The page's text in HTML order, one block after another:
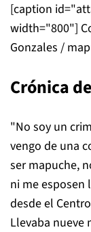
[caption
width="800"]
Gonzales /
Crónica
"No soy un
vengo de una
ser mapuche,
ni me esposen
desde el
Llevaba nueve